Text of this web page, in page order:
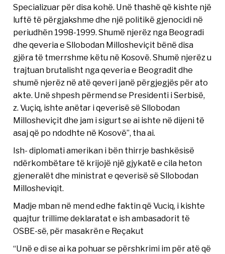
Specializuar për disa kohë. Unë thashë që kishte një
luftë të përgjakshme dhe një politikë gjenocidi në
periudhën 1998-1999. Shumë njerëz nga Beogradi
dhe qeveria e Sllobodan Millosheviçit bënë disa
gjëra të tmerrshme këtu në Kosovë. Shumë njerëz u
trajtuan brutalisht nga qeveria e Beogradit dhe
shumë njerëz në atë qeveri janë përgjegjës për ato
akte. Unë shpesh përmend se Presidenti i Serbisë,
z. Vuçiq, ishte anëtar i qeverisë së Sllobodan
Millosheviçit dhe jam i sigurt se ai ishte në dijeni të
asaj që po ndodhte në Kosovë”, tha ai.
Ish- diplomati amerikan i bën thirrje bashkësisë
ndërkombëtare të krijojë një gjykatë e cila heton
gjeneralët dhe ministrat e qeverisë së Sllobodan
Millosheviqit.
Madje mban në mend edhe faktin që Vuciq, i kishte
quajtur trillime deklaratat e ish ambasadorit të
OSBE-së, për masakrën e Reçakut
“Unë e di se ai ka pohuar se përshkrimi im për atë që